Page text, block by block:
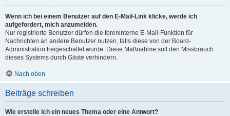
Wenn ich bei einem Benutzer auf den E-Mail-Link klicke, werde ich
aufgefordert, mich anzumelden.
Nur registrierte Benutzer dürfen die foreninterne E-Mail-Funktion für
Nachrichten an andere Benutzer nutzen, falls diese von der Board-
Administration freigeschaltet wurde. Diese Maßnahme soll den Missbrauch
dieses Systems durch Gäste verhindern.
Nach oben
Beiträge schreiben
Wie erstelle ich ein neues Thema oder eine Antwort?